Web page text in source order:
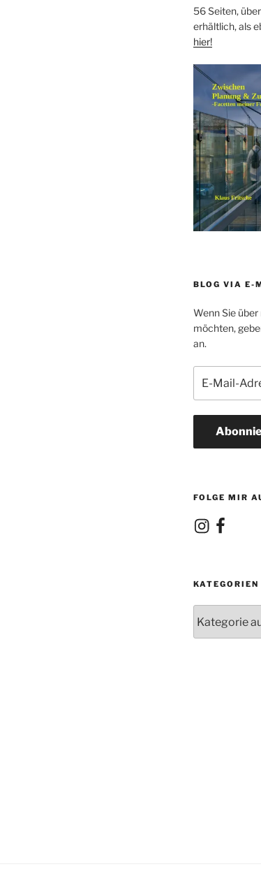
56 Seiten,
erhältlich, als
hier!
BLOG VIA E-
Wenn Sie
möchten,
an.
Mail-
Adresse
FOLGE MIR
InstagramFacebook
KATEGORIEN